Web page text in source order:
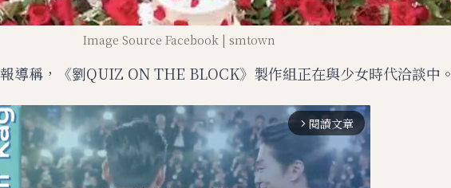
Image Source Facebook | smtown
導稱，《劉QUIZ ON THE BLOCK》製作組正在與少女時代洽談中。
arrow_forward_ios 閱讀文章